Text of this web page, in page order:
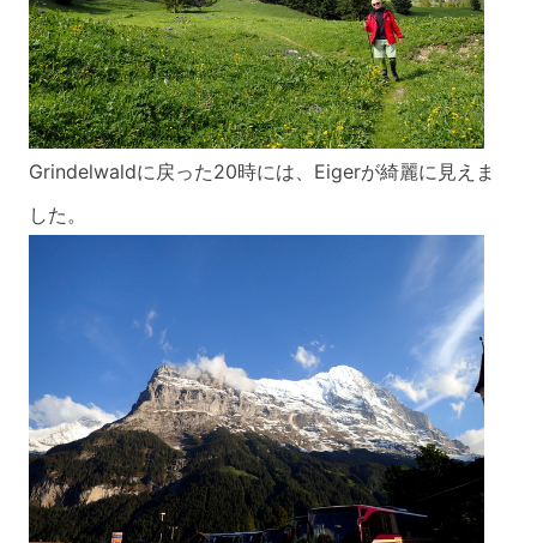
Grindelwaldに戻った20時には、Eigerが綺麗に見えま
した。